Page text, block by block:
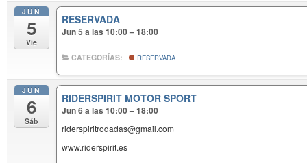
JUN
5
Vie
RESERVADA
Jun 5 a las 10:00 – 18:00
CATEGORÍAS: RESERVADA
JUN
6
Sáb
RIDERSPIRIT MOTOR SPORT
Jun 6 a las 10:00 – 18:00
riderspiritrodadas@gmail.com
www.riderspirit.es